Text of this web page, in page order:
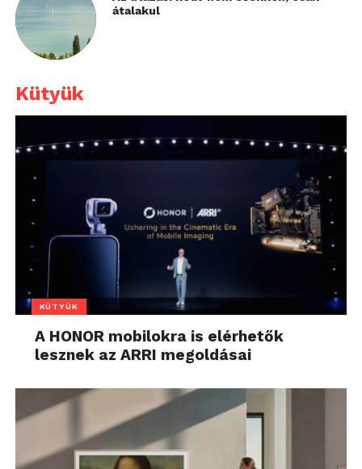
átalakul
Kütyük
KÜTYÜK
A HONOR mobilokra is elérhetők
lesznek az ARRI megoldásai